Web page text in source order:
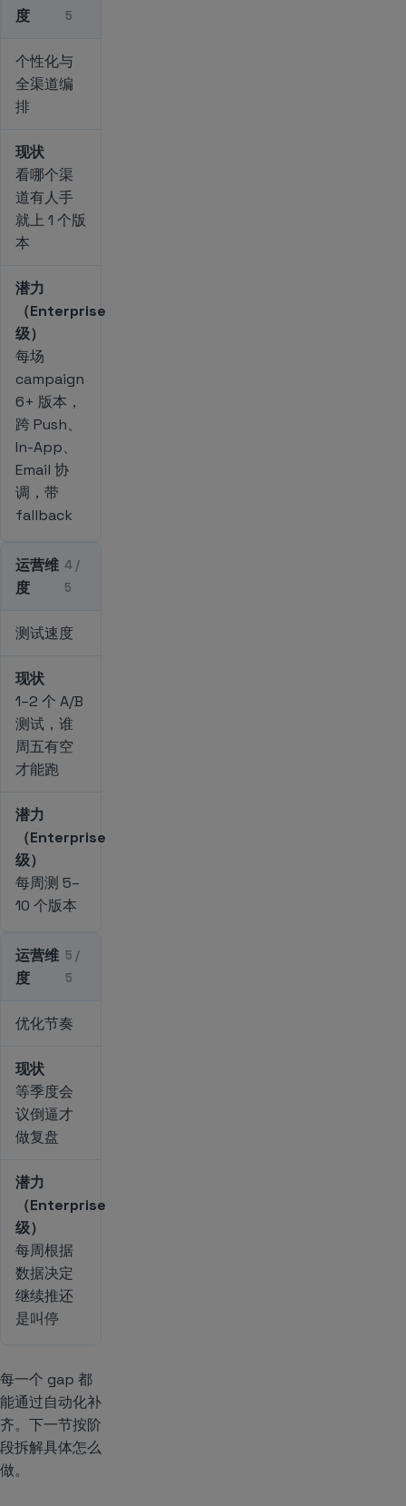
度
5
个性化与
全渠道编
排
现状
看哪个渠
道有人手
就上 1 个版
本
潜力
（Enterprise
级）
每场
campaign
6+ 版本，
跨 Push、
In-App、
Email 协
调，带
fallback
运营维
度
4 /
5
测试速度
现状
1–2 个 A/B
测试，谁
周五有空
才能跑
潜力
（Enterprise
级）
每周测 5–
10 个版本
运营维
度
5 /
5
优化节奏
现状
等季度会
议倒逼才
做复盘
潜力
（Enterprise
级）
每周根据
数据决定
继续推还
是叫停
每一个 gap 都
能通过自动化补
齐。下一节按阶
段拆解具体怎么
做。